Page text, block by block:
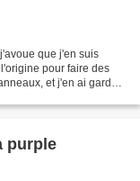
que j'en suis
pour faire des
et j'en ai gardé
purple